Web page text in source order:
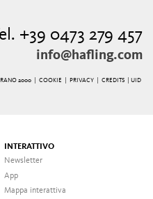
+39 0473 279 457
info@hafling.com
2000 | COOKIE PRIVACY |CREDITS
| UID
INTERATTIVO
Newsletter
App
Mappa interattiva